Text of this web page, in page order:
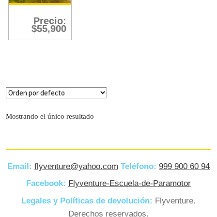
Precio:
$55,900
Mostrando el único resultado
Email: flyventure@yahoo.com Teléfono: 999 900 60 94
Facebook: Flyventure-Escuela-de-Paramotor
Legales y Políticas de devolución: Flyventure.
Derechos reservados.